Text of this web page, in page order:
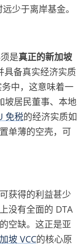
少于离岸基金。
是真正的新加坡
备真实经济实质
中，这意味着一
坡居民董事、本地
免税的经济实质如
单薄的空壳，可
获得的利益甚少
没有全面的 DTA
空缺。这正是亚
坡 VCC的核心原